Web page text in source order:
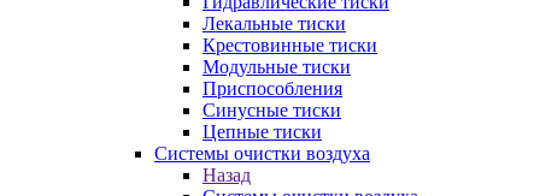
Лекальные тиски
Крестовинные тиски
Модульные тиски
Приспособления
Синусные тиски
Цепные тиски
Системы очистки воздуха
Назад